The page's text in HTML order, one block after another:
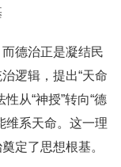
德治正是凝结民
逻辑，提出“天命
从“神授”转向“德
维系天命。这一理
定了思想根基。